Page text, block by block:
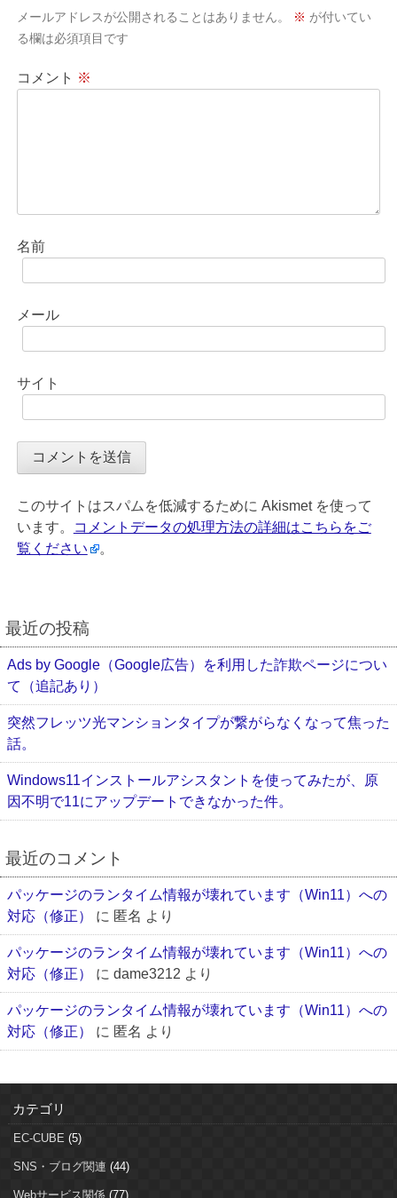
シ
ョ
メールアドレスが公開されることはありません。 ※ が付いてい
る欄は必須項目です
コメント ※
名前
メール
サイト
このサイトはスパムを低減するために Akismet を使って
います。
コメントデータの処理方法の詳細はこちらをご
覧ください
。
最近の投稿
Ads by Google（Google広告）を利用した詐欺ページについ
て（追記あり）
突然フレッツ光マンションタイプが繋がらなくなって焦った
話。
Windows11インストールアシスタントを使ってみたが、原
因不明で11にアップデートできなかった件。
最近のコメント
パッケージのランタイム情報が壊れています（Win11）への
対応（修正）
に 匿名 より
パッケージのランタイム情報が壊れています（Win11）への
対応（修正）
に dame3212 より
パッケージのランタイム情報が壊れています（Win11）への
対応（修正）
に 匿名 より
カテゴリ
EC-CUBE (5)
SNS・ブログ関連 (44)
Webサービス関係 (77)